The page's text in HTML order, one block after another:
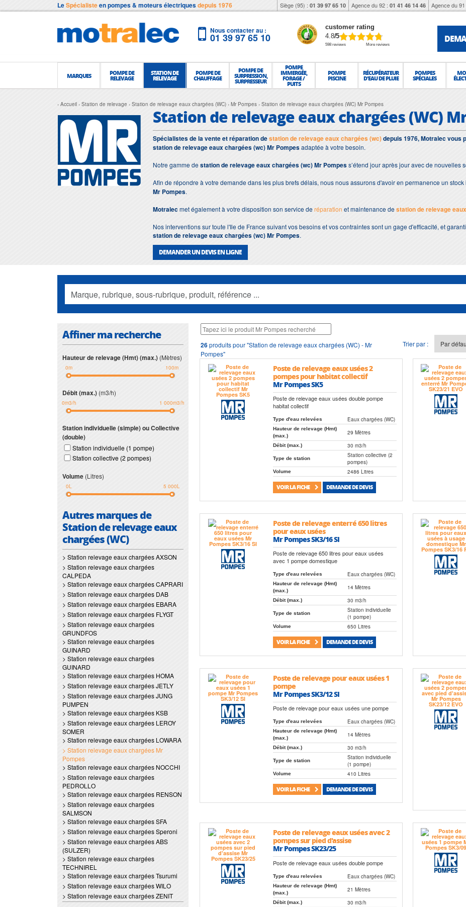
LeSpécialisteen pompes & moteurs électriquesdepuis 1976 Siège (95) : 01 39 97 65 10 Agence du 92 : 01 41 46 14 46 Agence du 91
Nous contacter au :
01 39 97 65 10
customer rating
4.8/5
598 reviews More reviews
MARQUES POMPE DE
RELEVAGE
STATION DE
RELEVAGE
POMPE DE
CHAUFFAGE
POMPE DE
SURPRESSION,
SURPRESSEUR
POMPE
IMMERGÉE,
FORAGE /
PUITS
POMPE
PISCINE
RÉCUPÉRATEUR
D'EAU DE PLUIE
POMPES
SPÉCIALES
Accueil Station de relevage Station de relevage eaux chargées (WC) Mr Pompes Station de relevage eaux chargées (WC) Mr Pompes
Station de relevage eaux chargées (WC)
Spécialistes de la vente et réparation destation de relevage eaux chargées (wc)depuis 1976, Motralec vous
station de relevage eaux chargées (wc) Mr Pompesadaptée à votre besoin.
Notre gamme destation de relevage eaux chargées (wc) Mr Pompess’étend jour après jour avec de nouvelles
Afin de répondre à votre demande dans les plus brefs délais, nous nous assurons d'avoir en permanence un stock
Mr Pompes.
Motralecmet également à votre disposition son service deréparation et maintenance destation de relevage
Nos interventions sur toute l'Ile de France suivant vos besoins et vos contraintes sont un gage d'efficacité, et
station de relevage eaux chargées (wc) Mr Pompes.
DEMANDER UN DEVIS EN LIGNE
Affiner ma recherche
Hauteur de relevage (Hmt) (max.) (Mètres)
0m 100m
Débit (max.) (m3/h)
0m3/h 1 000m3/h
Station individuelle (simple) ou Collective
(double)
Station individuelle (1 pompe)
Station collective (2 pompes)
Volume (Litres)
0L 5 000L
Autres marques de
Station de relevage eaux
chargées (WC)
> Station relevage eaux chargées AXSON
> Station relevage eaux chargées
CALPEDA
> Station relevage eaux chargées CAPRARI
> Station relevage eaux chargées DAB
> Station relevage eaux chargées EBARA
> Station relevage eaux chargées FLYGT
> Station relevage eaux chargées
GRUNDFOS
> Station relevage eaux chargées
GUINARD
> Station relevage eaux chargées
GUINARD
> Station relevage eaux chargées HOMA
> Station relevage eaux chargées JETLY
> Station relevage eaux chargées JUNG
PUMPEN
> Station relevage eaux chargées KSB
> Station relevage eaux chargées LEROY
SOMER
> Station relevage eaux chargées LOWARA
> Station relevage eaux chargées Mr
Pompes
> Station relevage eaux chargées NOCCHI
> Station relevage eaux chargées
PEDROLLO
> Station relevage eaux chargées RENSON
> Station relevage eaux chargées
SALMSON
> Station relevage eaux chargées SFA
> Station relevage eaux chargées Speroni
> Station relevage eaux chargées ABS
(SULZER)
> Station relevage eaux chargées
TECHNIREL
> Station relevage eaux chargées Tsurumi
> Station relevage eaux chargées WILO
> Station relevage eaux chargées ZENIT
26produits pour "Station de relevage eaux chargées (WC) - Mr
Pompes"
Trier par :
Poste de relevage eaux usées 2
pompes pour habitat collectif
Mr Pompes SK5
Poste de relevage eaux usées double pompe
habitat collectif
Type d'eau relevées Eaux chargées (WC)
Hauteur de relevage (Hmt)
(max.)
29 Mètres
Débit (max.) 30 m3/h
Type de station
Station collective (2
pompes)
Volume 2486 Litres
VOIR LA FICHE DEMANDE DE DEVIS
Poste de relevage enterré 650 litres
pour eaux usées
Mr Pompes SK3/16 SI
Poste de relevage 650 litres pour eaux usées
avec 1 pompe domestique
Type d'eau relevées Eaux chargées (WC)
Hauteur de relevage (Hmt)
(max.)
14 Mètres
Débit (max.) 30 m3/h
Type de station
Station individuelle
(1 pompe)
Volume 650 Litres
VOIR LA FICHE DEMANDE DE DEVIS
Poste de relevage pour eaux usées 1
pompe
Mr Pompes SK3/12 SI
Poste de relevage pour eaux usées une pompe
Type d'eau relevées Eaux chargées (WC)
Hauteur de relevage (Hmt)
(max.)
14 Mètres
Débit (max.) 30 m3/h
Type de station
Station individuelle
(1 pompe)
Volume 410 Litres
VOIR LA FICHE DEMANDE DE DEVIS
Poste de relevage eaux usées avec 2
pompes sur pied d'assise
Mr Pompes SK23/25
Poste de relevage eaux usées double pompe
Type d'eau relevées Eaux chargées (WC)
Hauteur de relevage (Hmt)
(max.)
21 Mètres
Débit (max.) 30 m3/h